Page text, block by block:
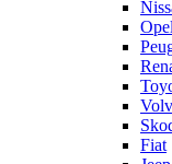
Opel
Fiat